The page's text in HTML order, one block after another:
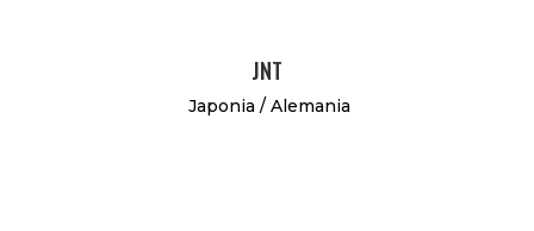
JNT
Japonia / Alemania